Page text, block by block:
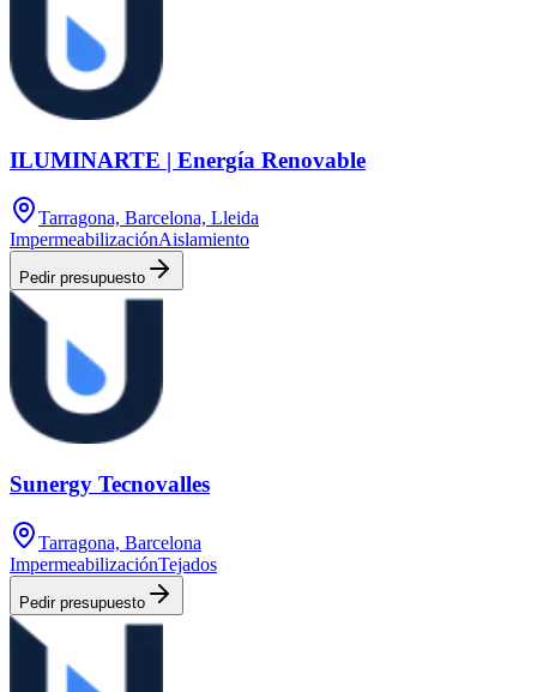
ILUMINARTE | Energía Renovable
Tarragona, Barcelona, Lleida
ImpermeabilizaciónAislamiento
Pedir presupuesto
Sunergy Tecnovalles
Tarragona, Barcelona
ImpermeabilizaciónTejados
Pedir presupuesto